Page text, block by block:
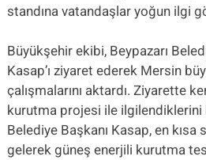
standına vatandaşlar yoğun ilgi
Büyükşehir ekibi, Beypazarı
Kasap’ı ziyaret ederek Mersin
çalışmalarını aktardı. Ziyarette
kurutma projesi ile ilgilendiklerini
Belediye Başkanı Kasap, en kısa
gelerek güneş enerjili kurutma